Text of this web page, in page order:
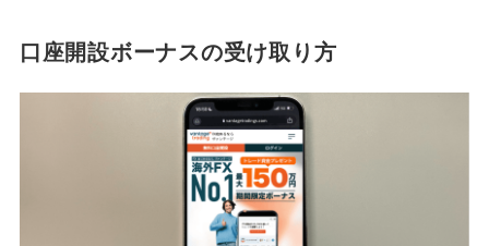
口座開設ボーナスの受け取り方